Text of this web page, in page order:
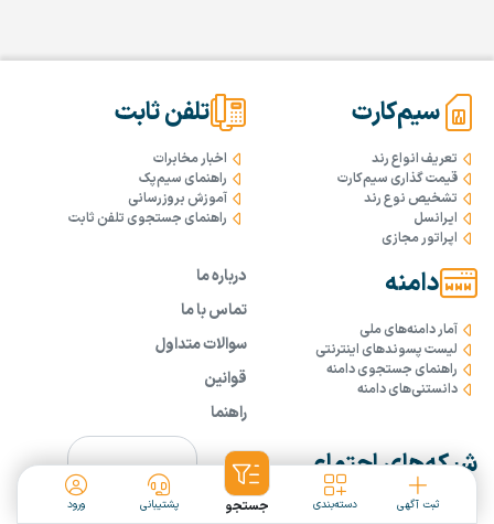
سیم‌کارت
تعریف انواع رند
قیمت گذاری سیم‌کارت
تشخیص نوع رند
ایرانسل
اپراتور مجازی
تلفن ثابت
اخبار مخابرات
راهنمای سیم‌پک
آموزش بروزرسانی
راهنمای جستجوی تلفن ثابت
دامنه
آمار دامنه‌های ملی
لیست پسوندهای اینترنتی
راهنمای جستجوی دامنه
دانستنی‌های دامنه
درباره ما
تماس با ما
سوالات متداول
قوانین
راهنما
شبکه‌های اجتماعی
ثبت آگهی دسته‌بندی جستجو پشتیبانی ورود